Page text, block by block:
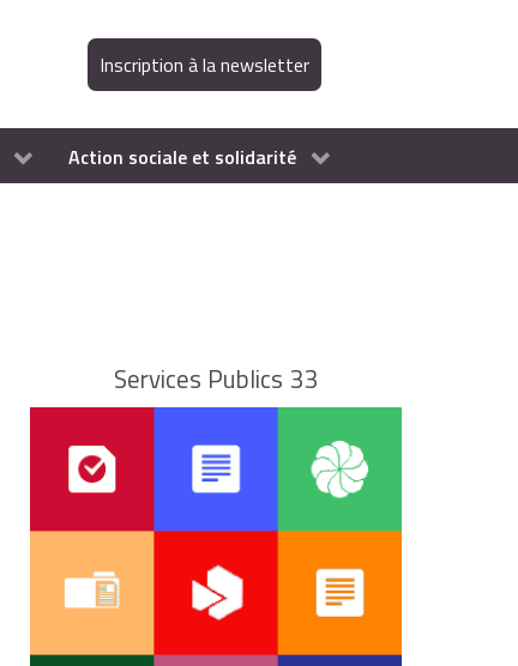
Inscription à la newsletter
Action sociale et solidarité
Services Publics 33